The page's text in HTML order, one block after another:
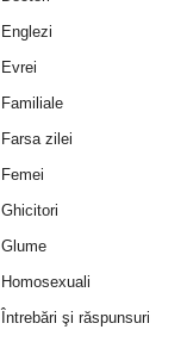
Englezi
Evrei
Familiale
Farsa zilei
Femei
Ghicitori
Glume
Homosexuali
Întrebări şi răspunsuri